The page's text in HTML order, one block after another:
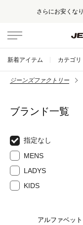
新着アイテム カテゴリ
ジーンズファクトリー
ブランド一覧
指定なし
MENS
LADYS
KIDS
アルファベット